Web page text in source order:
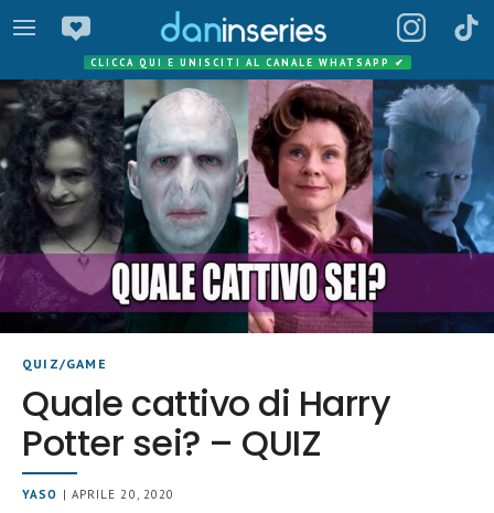
CLICCA QUI E UNISCITI AL CANALE WHATSAPP ✔
QUIZ/GAME
Quale cattivo di Harry
Potter sei? – QUIZ
YASO | APRILE 20, 2020